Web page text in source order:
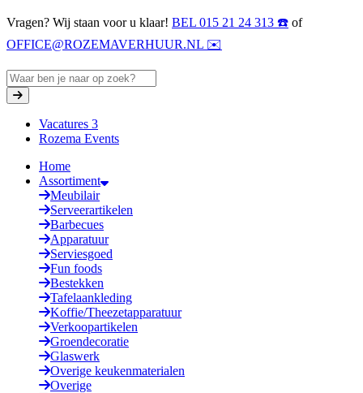
Vragen? Wij staan voor u klaar! BEL 015 21 24 313 ☎️ of
OFFICE@ROZEMAVERHUUR.NL ✉️
Vacatures 3
Rozema Events
Home
Assortiment
Meubilair
Serveerartikelen
Barbecues
Apparatuur
Serviesgoed
Fun foods
Bestekken
Tafelaankleding
Koffie/Theezetapparatuur
Verkoopartikelen
Groendecoratie
Glaswerk
Overige keukenmaterialen
Overige